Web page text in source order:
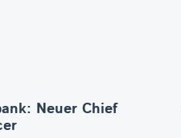
Neuer Chief